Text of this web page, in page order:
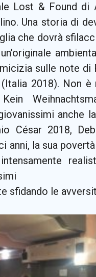
Lost & Found di
Una storia di
che dovrà
sulle note
2018). Non è
anche
César 2018,
anni, la sua
sfidando le